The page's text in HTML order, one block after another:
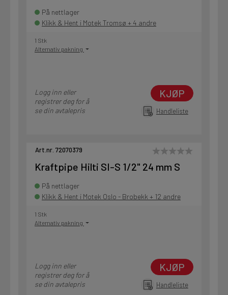
På nettlager
Klikk & Hent i Motek Tromsø + 4 andre
1 Stk
Alternativ pakning
Logg inn eller
registrer deg for å
se din avtalepris
KJØP
Handleliste
Art.nr. 72070379
Kraftpipe Hilti SI-S 1/2" 24 mm S
På nettlager
Klikk & Hent i Motek Oslo - Brobekk + 12 andre
1 Stk
Alternativ pakning
Logg inn eller
registrer deg for å
se din avtalepris
KJØP
Handleliste